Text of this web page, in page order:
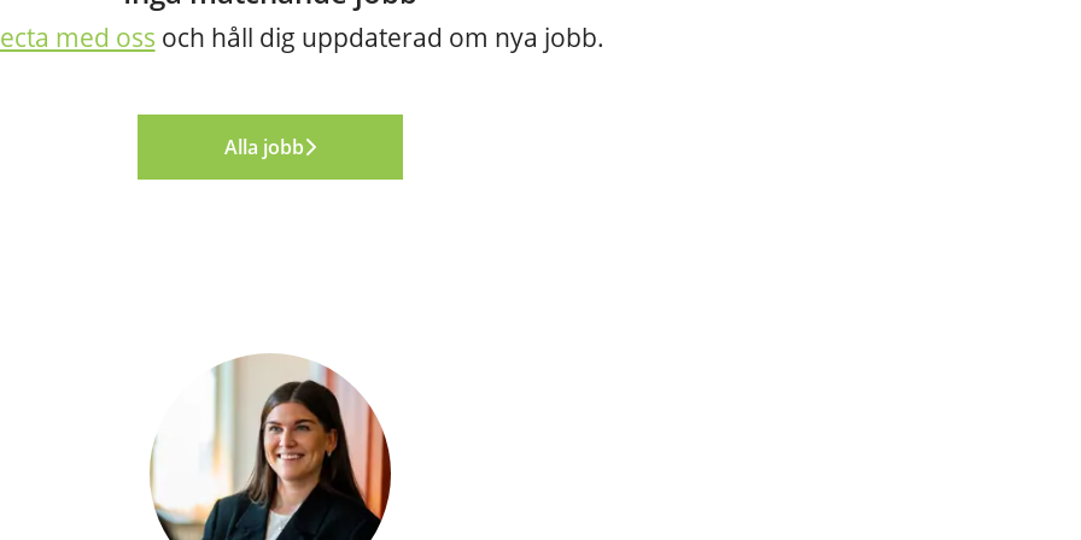
med oss och håll dig uppdaterad om nya jobb.
Alla jobb